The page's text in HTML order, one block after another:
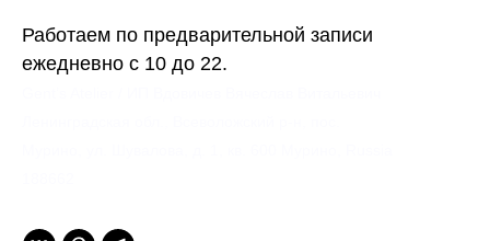
Работаем по предварительной записи
ежедневно с 10 до 22.